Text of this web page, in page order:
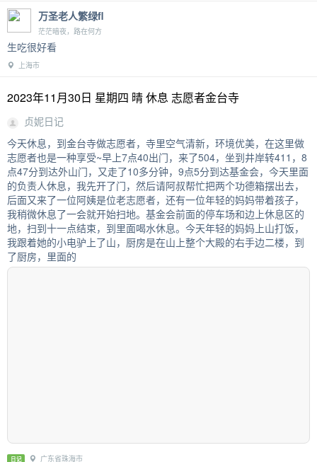
万圣老人繁绿fl
茫茫暗夜，路在何方
生吃很好看
上海市
2023年11月30日 星期四 晴 休息 志愿者金台寺
贞妮日记
今天休息，到金台寺做志愿者，寺里空气清新，环境优美，在这里做
志愿者也是一种享受~早上7点40出门，来了504，坐到井岸转411，8
点47分到达外山门，又走了10多分钟，9点5分到达基金会，今天里面
的负责人休息，我先开了门，然后请阿叔帮忙把两个功德箱摆出去，
后面又来了一位阿姨是位老志愿者，还有一位年轻的妈妈带着孩子，
我稍微休息了一会就开始扫地。基金会前面的停车场和边上休息区的
地，扫到十一点结束，到里面喝水休息。今天年轻的妈妈上山打饭，
我跟着她的小电驴上了山，厨房是在山上整个大殿的右手边二楼，到
了厨房，里面的
日记 广东省珠海市